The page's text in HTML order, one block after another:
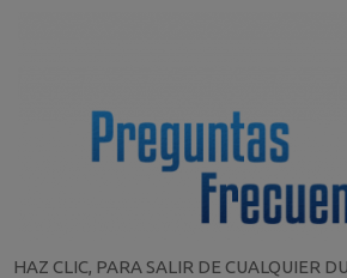
HAZ CLIC, PARA SALIR DE CUALQUIER